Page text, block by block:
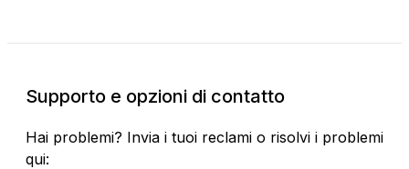
Supporto e opzioni di contatto
Hai problemi? Invia i tuoi reclami o risolvi i problemi
qui: